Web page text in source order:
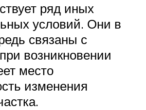
ряд иных
условий. Они в
связаны с
возникновении
место
изменения